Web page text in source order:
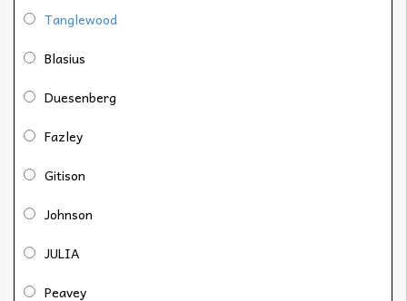
Tanglewood
Blasius
Duesenberg
Fazley
Gitison
Johnson
JULIA
Peavey